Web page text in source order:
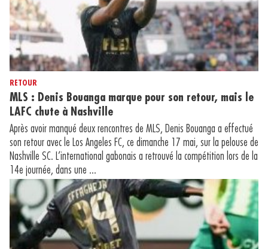
RETOUR
MLS : Denis Bouanga marque pour son retour, mais le
LAFC chute à Nashville
Après avoir manqué deux rencontres de MLS, Denis Bouanga a effectué
son retour avec le Los Angeles FC, ce dimanche 17 mai, sur la pelouse de
Nashville SC. L’international gabonais a retrouvé la compétition lors de la
14e journée, dans une ...